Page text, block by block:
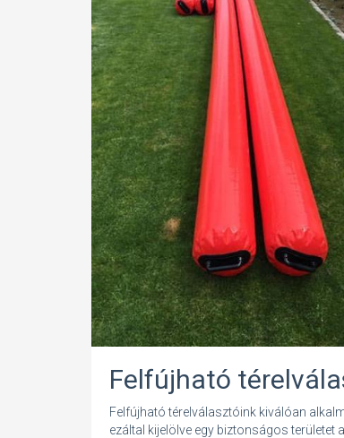
Felfújható
Felfújható térelválasztóink kiválóan
ezáltal kijelölve egy biztonságos területet